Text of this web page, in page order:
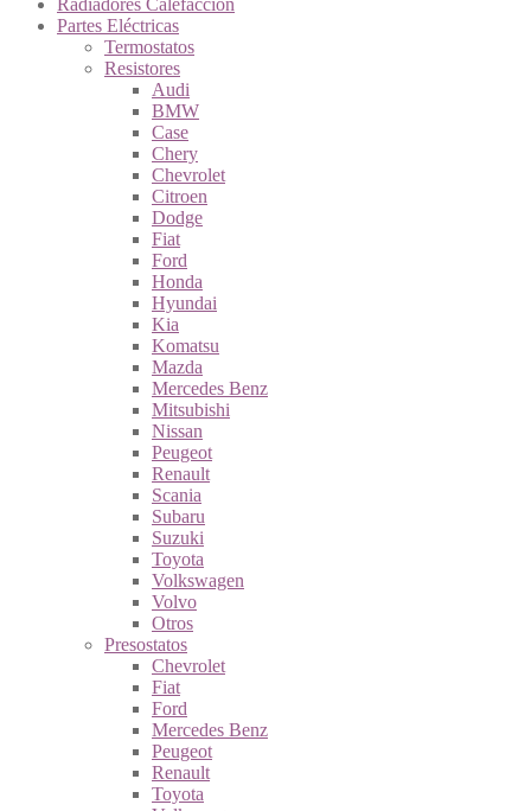
Radiadores Calefacción
Partes Eléctricas
Termostatos
Resistores
Audi
BMW
Case
Chery
Chevrolet
Citroen
Dodge
Fiat
Ford
Honda
Hyundai
Kia
Komatsu
Mazda
Mercedes Benz
Mitsubishi
Nissan
Peugeot
Renault
Scania
Subaru
Suzuki
Toyota
Volkswagen
Volvo
Otros
Presostatos
Chevrolet
Fiat
Ford
Mercedes Benz
Peugeot
Renault
Toyota